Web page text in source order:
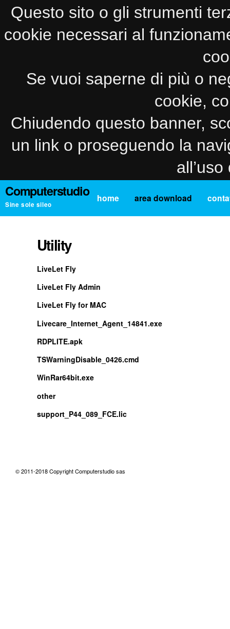
Questo sito o gli strumenti
cookie necessari al
Se vuoi saperne di più o
cookie,
Chiudendo questo banner,
un link o proseguendo la
Computerstudio
Sine sole sileo
home area download
Utility
LiveLet Fly
LiveLet Fly Admin
LiveLet Fly for MAC
Livecare_Internet_Agent_14841.exe
RDPLITE.apk
TSWarningDisable_0426.cmd
WinRar64bit.exe
other
support_P44_089_FCE.lic
© 2011-2018 Copyright Computerstudio sas